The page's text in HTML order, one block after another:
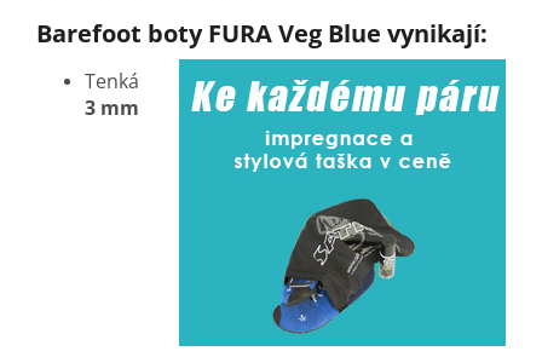
Barefoot boty FURA Veg Blue vynikají:
Tenká
3 mm